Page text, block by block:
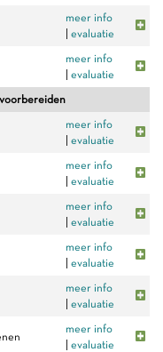
meer info
evaluatie
meer info
evaluatie
meer info
evaluatie
meer info
evaluatie
meer info
evaluatie
meer info
evaluatie
meer info
evaluatie
meer info
evaluatie